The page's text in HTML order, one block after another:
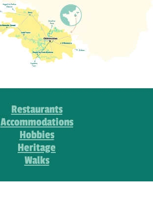
Restaurants
Accommodations
Hobbies
Heritage
Walks